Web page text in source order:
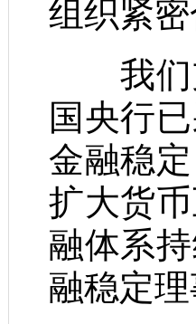
组织紧
我们支
国央行
金融稳
扩大货
融体系
融稳定